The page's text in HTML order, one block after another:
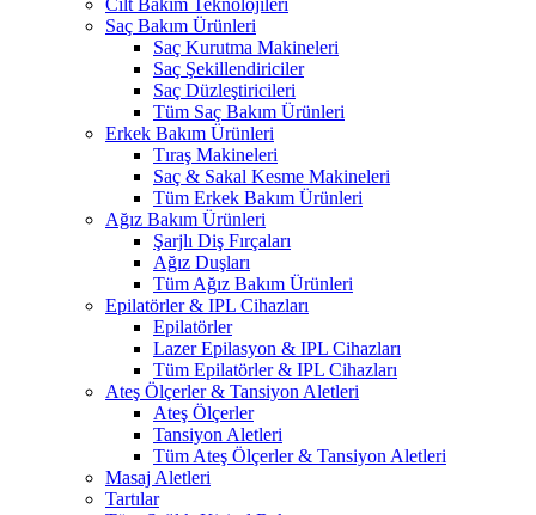
Cilt Bakım Teknolojileri
Saç Bakım Ürünleri
Saç Kurutma Makineleri
Saç Şekillendiriciler
Saç Düzleştiricileri
Tüm Saç Bakım Ürünleri
Erkek Bakım Ürünleri
Tıraş Makineleri
Saç & Sakal Kesme Makineleri
Tüm Erkek Bakım Ürünleri
Ağız Bakım Ürünleri
Şarjlı Diş Fırçaları
Ağız Duşları
Tüm Ağız Bakım Ürünleri
Epilatörler & IPL Cihazları
Epilatörler
Lazer Epilasyon & IPL Cihazları
Tüm Epilatörler & IPL Cihazları
Ateş Ölçerler & Tansiyon Aletleri
Ateş Ölçerler
Tansiyon Aletleri
Tüm Ateş Ölçerler & Tansiyon Aletleri
Masaj Aletleri
Tartılar